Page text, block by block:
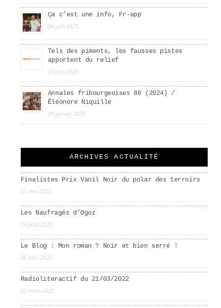
Ça c’est une info, Fr-app
24 juin 2025
Tels des piments, les fausses pistes
apportent du relief
23 juin 2025
Annales fribourgeoises 86 (2024) /
Éléonore Niquille
29 janvier 2025
ARCHIVES ACTUALITÉ
Finalistes Prix Vanil Noir du polar des terroirs
31 mai 2023
Les Naufragés d’Ogoz
24 août 2022
Le Blog : Mon roman ? Noir et bien serré !
20 avril 2022
Radioliteractif du 21/03/2022
22 mars 2022